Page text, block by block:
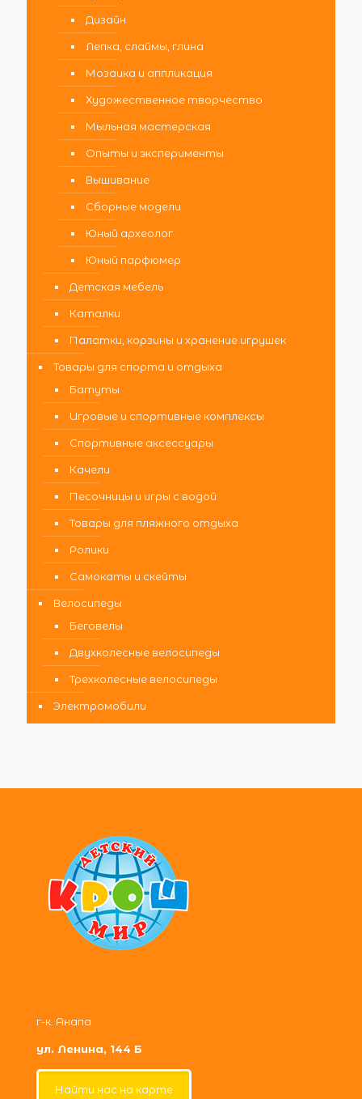
Дизайн
Лепка, слаймы, глина
Мозаика и аппликация
Художественное творчество
Мыльная мастерская
Опыты и эксперименты
Вышивание
Сборные модели
Юный археолог
Юный парфюмер
Детская мебель
Каталки
Палатки, корзины и хранение игрушек
Товары для спорта и отдыха
Батуты
Игровые и спортивные комплексы
Спортивные аксессуары
Качели
Песочницы и игры с водой
Товары для пляжного отдыха
Ролики
Самокаты и скейты
Велосипеды
Беговелы
Двухколесные велосипеды
Трехколесные велосипеды
Электромобили
г-к. Анапа
ул. Ленина, 144 Б
Найти нас на карте